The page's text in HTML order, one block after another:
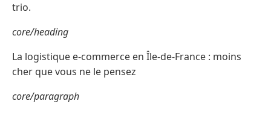
trio.
core/heading
La logistique e-commerce en Île-de-France : moins
cher que vous ne le pensez
core/paragraph